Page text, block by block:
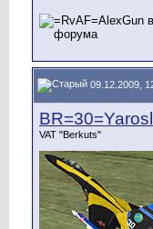
09.12.2009,
VAT "Berkuts"